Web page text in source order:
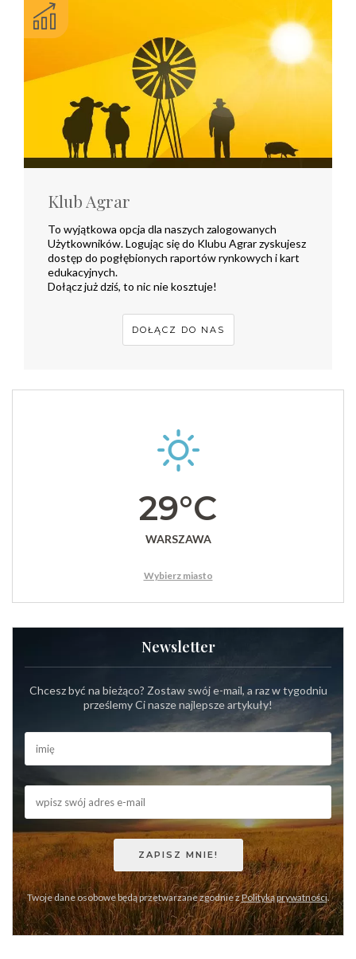
Klub Agrar
To wyjątkowa opcja dla naszych zalogowanych
Użytkowników. Logując się do Klubu Agrar zyskujesz
dostęp do pogłębionych raportów rynkowych i kart
edukacyjnych.
Dołącz już dziś, to nic nie kosztuje!
DOŁĄCZ DO NAS
29°C
WARSZAWA
Wybierz miasto
Newsletter
Chcesz być na bieżąco? Zostaw swój e-mail, a raz w tygodniu
prześlemy Ci nasze najlepsze artykuły!
Twoje dane osobowe będą przetwarzane zgodnie zPolityką prywatności.